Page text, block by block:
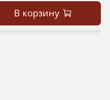
В корзину